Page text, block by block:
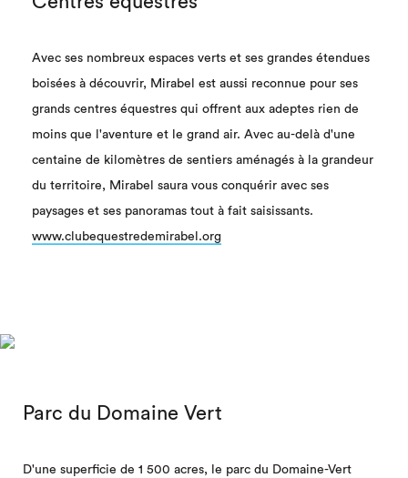
Avec ses nombreux espaces verts et ses grandes étendues
boisées à découvrir, Mirabel est aussi reconnue pour ses
grands centres équestres qui offrent aux adeptes rien de
moins que l'aventure et le grand air. Avec au-delà d'une
centaine de kilomètres de sentiers aménagés à la grandeur
du territoire, Mirabel saura vous conquérir avec ses
paysages et ses panoramas tout à fait saisissants.
www.clubequestredemirabel.org
Parc du Domaine Vert
D'une superficie de 1 500 acres, le parc du Domaine-Vert